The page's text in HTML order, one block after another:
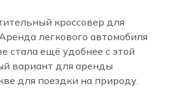
кроссовер для
легкового автомобиля
стала ещё удобнее с этой
вариант для аренды
для поездки на природу.